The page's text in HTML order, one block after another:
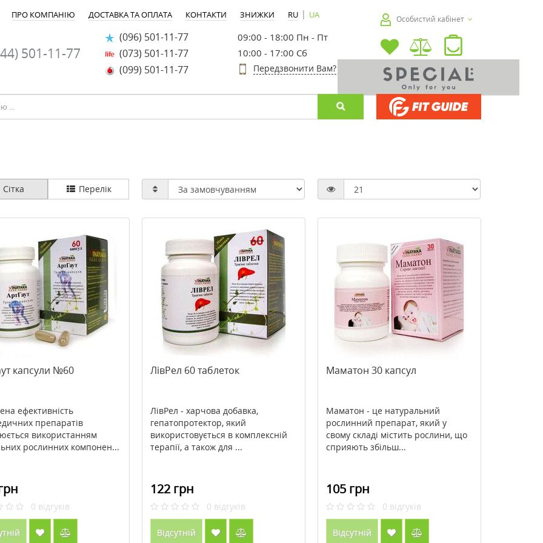
ПРО КОМПАНІЮ ДОСТАВКА ТА ОПЛАТА КОНТАКТИ ЗНИЖКИ RU | UA
501-11-77
(096) 501-11-77
(073) 501-11-77
(099) 501-11-77
09:00 - 18:00 Пн - Пт
10:00 - 17:00 Сб
Передзвонити Вам?
Особистий кабінет
фенілаланін) 1000 мг
ТМ Кантрі Лайф /
>Cenitol® Metagenics (Ценітол)
-20%
>Антивікова нічна маска для
обличчя Babor HSR Lifting
-30%
>Bee Propolis
прополіс) 500 мг 100
Сітка Перелік
капсули №60
ефективність
препаратів
використанням
рослинних компонен...
0 відгуків
ЛівРел 60 таблеток
ЛівРел - харчова добавка,
гепатопротектор, який
використовується в комплексній
терапії, а також для ...
122 грн
0 відгуків
Відсутній
Маматон 30 капсул
Маматон - це натуральний
рослинний препарат, який у
свому складі містить рослини, що
сприяють збільш...
105 грн
0 відгуків
Відсутній